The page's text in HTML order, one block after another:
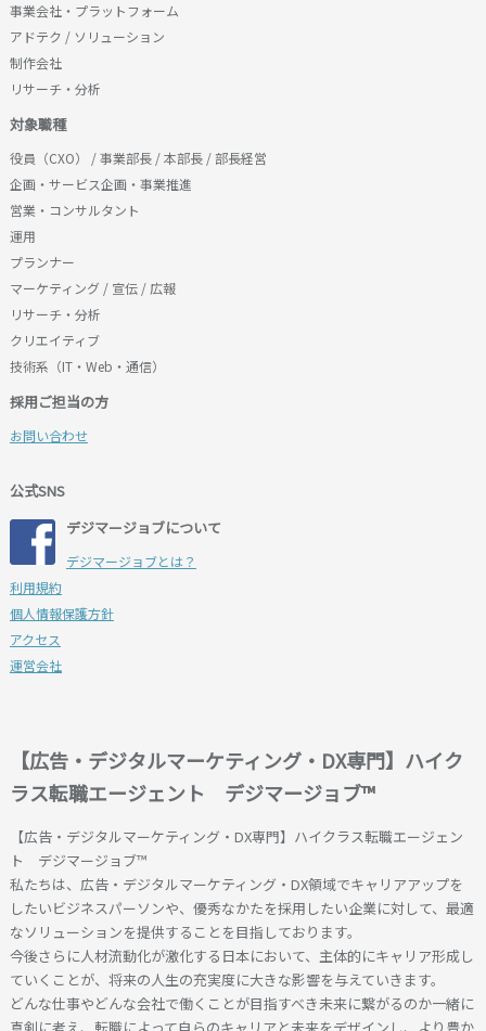
事業会社・プラットフォーム
アドテク / ソリューション
制作会社
リサーチ・分析
対象職種
役員（CXO） / 事業部長 / 本部長 / 部長経営
企画・サービス企画・事業推進
営業・コンサルタント
運用
プランナー
マーケティング / 宣伝 / 広報
リサーチ・分析
クリエイティブ
技術系（IT・Web・通信）
採用ご担当の方
お問い合わせ
公式SNS
デジマージョブについて
デジマージョブとは？
利用規約
個人情報保護方針
アクセス
運営会社
【広告・デジタルマーケティング・DX専門】ハイク
ラス転職エージェント デジマージョブ™
【広告・デジタルマーケティング・DX専門】ハイクラス転職エージェン
ト デジマージョブ™
私たちは、広告・デジタルマーケティング・DX領域でキャリアアップを
したいビジネスパーソンや、優秀なかたを採用したい企業に対して、最適
なソリューションを提供することを目指しております。
今後さらに人材流動化が激化する日本において、主体的にキャリア形成し
ていくことが、将来の人生の充実度に大きな影響を与えていきます。
どんな仕事やどんな会社で働くことが目指すべき未来に繋がるのか一緒に